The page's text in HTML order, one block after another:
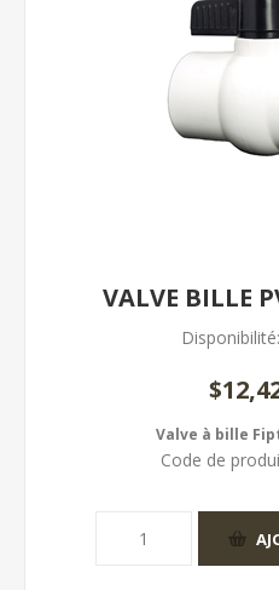
VALVE BILLE
Disponibilité:
Valve à bille
Code de